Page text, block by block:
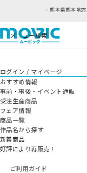
熊本県熊本地方を震源とする
メニュー検索
ログイン / マイページ
おすすめ情報
事前・事後・イベント通販
受注生産商品
フェア情報
商品一覧
作品名から探す
新着商品
好評により再販売！
ご利用ガイド